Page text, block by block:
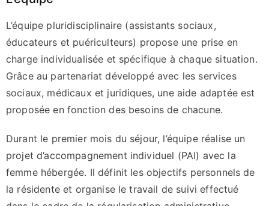
L’équipe pluridisciplinaire (assistants sociaux,
éducateurs et puériculteurs) propose une prise en
charge individualisée et spécifique à chaque situation.
Grâce au partenariat développé avec les services
sociaux, médicaux et juridiques, une aide adaptée est
proposée en fonction des besoins de chacune.
Durant le premier mois du séjour, l’équipe réalise un
projet d’accompagnement individuel (PAI) avec la
femme hébergée. Il définit les objectifs personnels de
la résidente et organise le travail de suivi effectué